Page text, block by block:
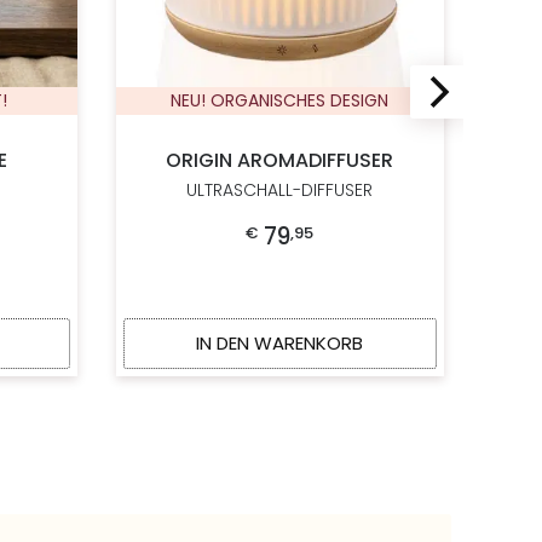
NEU! ORGANISCHES DESIGN
ORIGIN AROMADIFFUSER
ULTRASCHALL-DIFFUSER
€ 79,95
IN DEN WARENKORB